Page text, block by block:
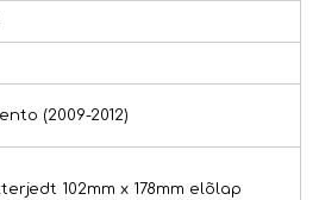
(2009-2012)
102mm x 178mm elõlap